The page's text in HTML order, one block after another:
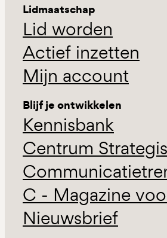
Lidmaatschap
Lid worden
Actief inzetten
Mijn account
Blijf je ontwikkelen
Kennisbank
Centrum
C - Magazine
Nieuwsbrief